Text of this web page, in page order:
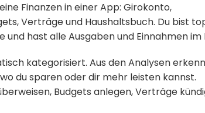
Finanzen in einer App: Girokonto,
Verträge und Haushaltsbuch. Du bist
hast alle Ausgaben und Einnahmen im
kategorisiert. Aus den Analysen
du sparen oder dir mehr leisten kannst.
Budgets anlegen, Verträge